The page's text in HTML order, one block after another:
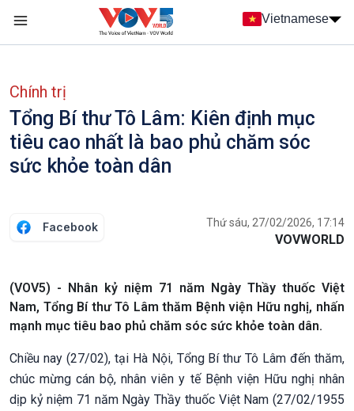
Nhảy đến nội dung
Vietnamese
Chính trị
Tổng Bí thư Tô Lâm: Kiên định mục
tiêu cao nhất là bao phủ chăm sóc
sức khỏe toàn dân
Facebook Thứ sáu, 27/02/2026, 17:14
VOVWORLD
(VOV5) - Nhân kỷ niệm 71 năm Ngày Thầy thuốc Việt
Nam, Tổng Bí thư Tô Lâm thăm Bệnh viện Hữu nghị, nhấn
mạnh mục tiêu bao phủ chăm sóc sức khỏe toàn dân.
Chiều nay (27/02), tại Hà Nội, Tổng Bí thư Tô Lâm đến thăm,
chúc mừng cán bộ, nhân viên y tế Bệnh viện Hữu nghị nhân
dịp kỷ niệm 71 năm Ngày Thầy thuốc Việt Nam (27/02/1955